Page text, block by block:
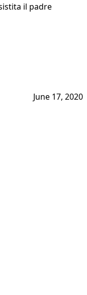
il padre
June 17, 2020